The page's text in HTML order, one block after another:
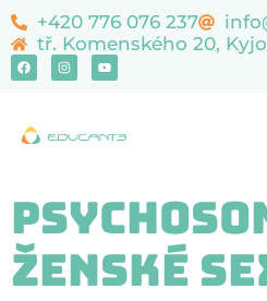
content
+420 776 076 237
tř. Komenského 20,
ženské